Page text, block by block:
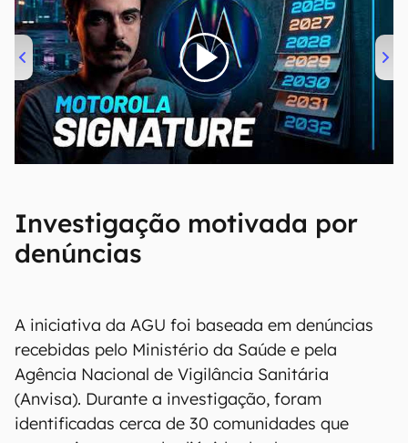
00:00/20:46
Investigação motivada por
denúncias
A iniciativa da AGU foi baseada em denúncias
recebidas pelo Ministério da Saúde e pela
Agência Nacional de Vigilância Sanitária
(Anvisa). Durante a investigação, foram
identificadas cerca de 30 comunidades que